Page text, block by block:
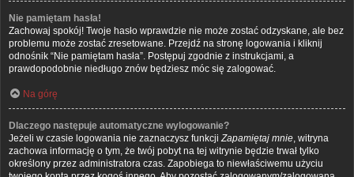
Nie pamiętam hasła!
Zachowaj spokój! Twoje hasło wprawdzie nie może zostać odzyskane, ale bez
problemu może zostać zresetowane. Przejdź na stronę logowania i kliknij
odnośnik “Nie pamiętam hasła”. Postępuj zgodnie z instrukcjami, a
prawdopodobnie niedługo znów będziesz móc się zalogować.
Na górę
Dlaczego następuje automatyczne wylogowanie?
Jeżeli w czasie logowania nie zaznaczysz funkcjiZapamiętaj mnie, witryna
zachowa informację o tym, że twój pobyt na tej witrynie będzie trwał tylko
określony przez administratora czas. Zapobiega to niewłaściwemu użyciu